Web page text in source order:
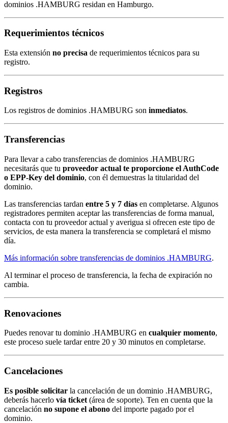
dominios .HAMBURG residan en Hamburgo.
Requerimientos técnicos
Esta extensión no precisa de requerimientos técnicos para su
registro.
Registros
Los registros de dominios .HAMBURG son inmediatos.
Transferencias
Para llevar a cabo transferencias de dominios .HAMBURG
necesitarás que tu proveedor actual te proporcione el AuthCode
o EPP-Key del dominio, con él demuestras la titularidad del
dominio.
Las transferencias tardan entre 5 y 7 días en completarse. Algunos
registradores permiten aceptar las transferencias de forma manual,
contacta con tu proveedor actual y averigua si ofrecen este tipo de
servicios, de esta manera la transferencia se completará el mismo
día.
Más información sobre transferencias de dominios .HAMBURG.
Al terminar el proceso de transferencia, la fecha de expiración no
cambia.
Renovaciones
Puedes renovar tu dominio .HAMBURG en cualquier momento,
este proceso suele tardar entre 20 y 30 minutos en completarse.
Cancelaciones
Es posible solicitar la cancelación de un dominio .HAMBURG,
deberás hacerlo vía ticket (área de soporte). Ten en cuenta que la
cancelación no supone el abono del importe pagado por el
dominio.